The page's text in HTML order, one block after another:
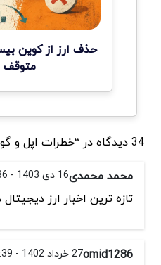
متوقف
34 دیدگاه در “خطرات اپل و گوگل برای صنعت کریپتو”
محمد محمدی16 دی 1403 - 15:36
تازه ترین اخبار ارز دیجیتال
omid128627 خرداد 1402 - 19:39